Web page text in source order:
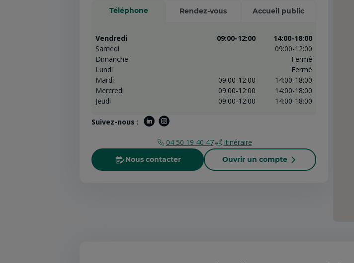
Téléphone Rendez-vous Accueil public
Vendredi 09:00-12:00
14:00-18:00
Samedi
09:00-12:00
Dimanche
Fermé
Lundi
Fermé
Mardi
09:00-12:00
14:00-18:00
Mercredi
09:00-12:00
14:00-18:00
Jeudi
09:00-12:00 14:00-18:00
Suivez-nous :
04 50 19 40 47 Itinéraire
Nous contacter Ouvrir un compte